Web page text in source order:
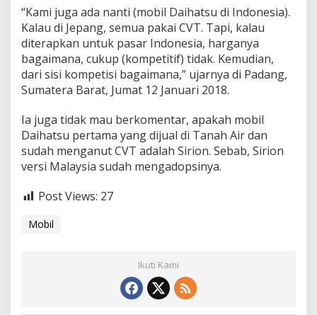
e
s
a
?
“Kami juga ada nanti (mobil Daihatsu di Indonesia).
Kalau di Jepang, semua pakai CVT. Tapi, kalau
diterapkan untuk pasar Indonesia, harganya
bagaimana, cukup (kompetitif) tidak. Kemudian,
dari sisi kompetisi bagaimana,” ujarnya di Padang,
Sumatera Barat, Jumat 12 Januari 2018.
Ia juga tidak mau berkomentar, apakah mobil
Daihatsu pertama yang dijual di Tanah Air dan
sudah menganut CVT adalah Sirion. Sebab, Sirion
versi Malaysia sudah mengadopsinya.
Post Views: 27
Mobil
Ikuti Kami